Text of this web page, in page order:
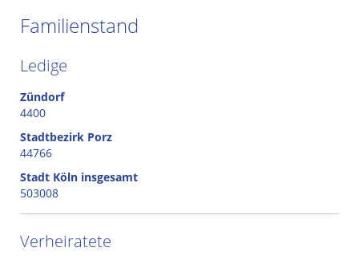
Familienstand
Ledige
Zündorf
4400
Stadtbezirk Porz
44766
Stadt Köln insgesamt
503008
Verheiratete